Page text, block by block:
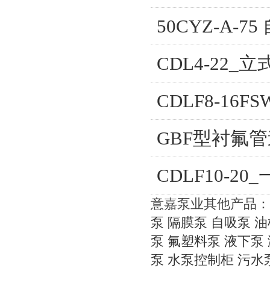
50CYZ-A-75
CDL4-22_立
CDLF8-
GBF型衬氟
CDLF10-20_
意嘉泵业其他产品：
泵 隔膜泵 自吸泵
泵 氟塑料泵 液下泵
泵 水泵控制柜 污水